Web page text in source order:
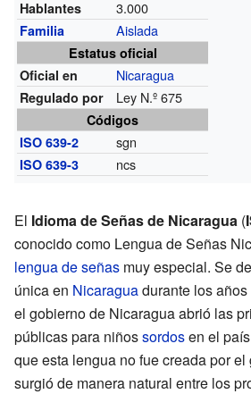
Hablantes 3.000
Familia Aislada
Estatus oficial
Oficial en
Nicaragua
Regulado por Ley N.º 675
Códigos
ISO 639-2
sgn
ISO 639-3 ncs
El Idioma de Señas de Nicaragua (
conocido como Lengua de Señas
lengua de señas muy especial. Se
única en Nicaraguadurante los
el gobierno de Nicaragua abrió las
públicas para niñossordosen el
que esta lengua no fue creada por
surgió de manera natural entre los